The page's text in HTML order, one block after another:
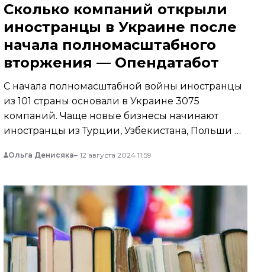
Сколько компаний открыли
иностранцы в Украине после
начала полномасштабного
вторжения — Опендатабот
С начала полномасштабной войны иностранцы
из 101 страны основали в Украине 3075
компаний. Чаще новые бизнесы начинают
иностранцы из Турции, Узбекистана, Польши и
регионом для иностранцев стал Киев.
Ольга Денисяка 12 августа 2024 11:59